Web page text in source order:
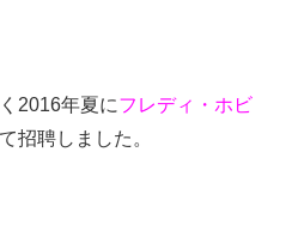
2016年夏にフレディ・ホビ
招聘しました。